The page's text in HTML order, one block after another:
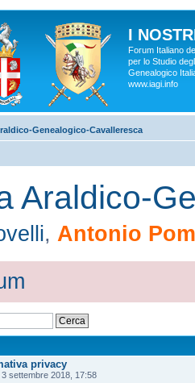
I
Forum Italiano
per lo Studio
Genealogico
www.iagi.info
Genealogico-Cavalleresca
Araldico-
, Antonio
privacy
settembre 2018, 17:58